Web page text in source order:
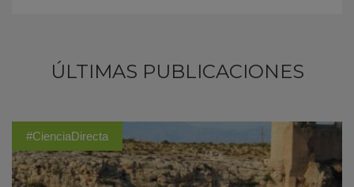
ÚLTIMAS PUBLICACIONES
#CienciaDirecta